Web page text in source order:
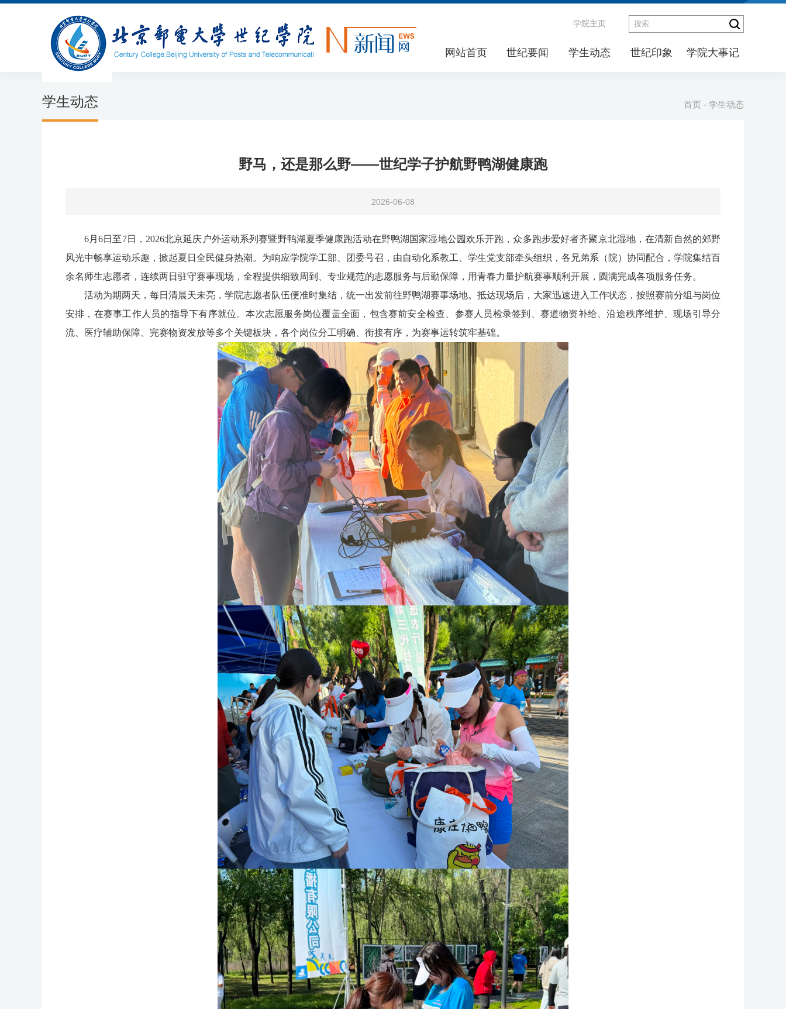
学院主页
网站首页 世纪要闻 学生动态 世纪印象 学院大事记
首页 - 学生动态
学生动态
野马，还是那么野——世纪学子护航野鸭湖健康跑
2026-06-08
6月6日至7日，2026北京延庆户外运动系列赛暨野鸭湖夏季健康跑活动在野鸭湖国家湿地公园欢乐开跑，众多跑步爱好者齐聚京北湿地，在清新自然的郊野
风光中畅享运动乐趣，掀起夏日全民健身热潮。为响应学院学工部、团委号召，由自动化系教工、学生党支部牵头组织，各兄弟系（ 院）协同配合，学院集结百
余名师生志愿者，连续两日驻守赛事现场，全程提供细致周到、专业规范的志愿服务与后勤保障，用青春力量护航赛事顺利开展，圆满完成各项服务任务。
活动为期两天，每日清晨天未亮，学院志愿者队伍便准时集结，统一出发前往野鸭湖赛事场地。抵达现场后，大家迅速进入工作状态，按照赛前分组与岗位
安排，在赛事工作人员的指导下有序就位。本次志愿服务岗位覆盖全面，包含赛前安全检查、参赛人员检录签到、赛道物资补给、沿途秩序维护、现场引导分
流、医疗辅助保障、完赛物资发放等多个关键板块，各个岗位分工明确、衔接有序，为赛事运转筑牢基础。